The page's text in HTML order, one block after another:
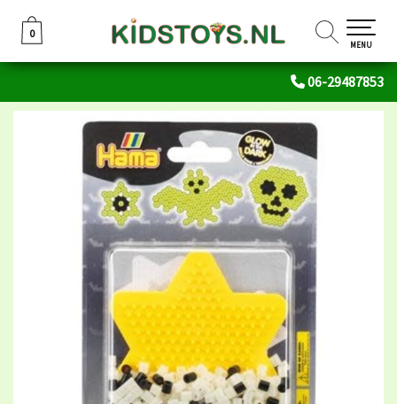
06-29487853
0
0
MENU